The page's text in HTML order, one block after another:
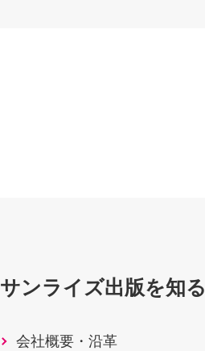
サンライズ出版を知る
会社概要・沿革